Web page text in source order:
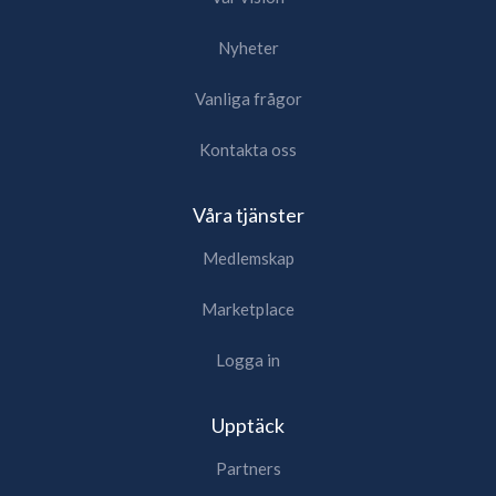
Nyheter
Vanliga frågor
Kontakta oss
Våra tjänster
Medlemskap
Marketplace
Logga in
Upptäck
Partners